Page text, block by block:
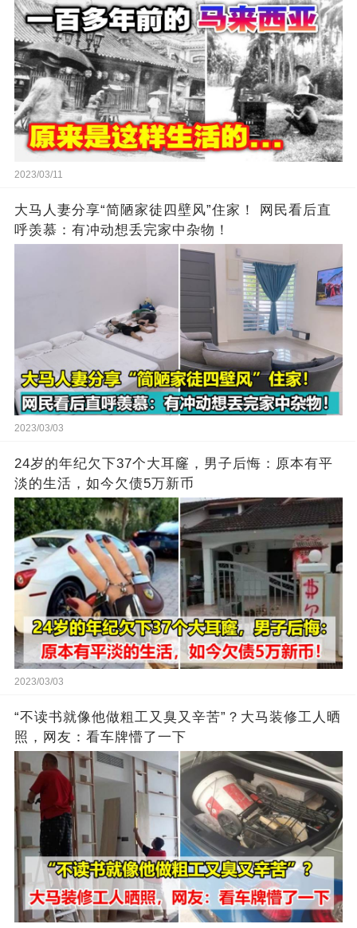
2023/03/11
大马人妻分享“简陋家徒四壁风”住家！ 网民看后直
呼羡慕：有冲动想丢完家中杂物！
2023/03/03
24岁的年纪欠下37个大耳窿，男子后悔：原本有平
淡的生活，如今欠债5万新币
2023/03/03
“不读书就像他做粗工又臭又辛苦”？大马装修工人晒
照，网友：看车牌懵了一下